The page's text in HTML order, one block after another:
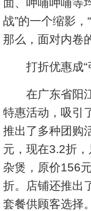
面、呷哺呷哺等
战”的一个缩影，
那么，面对内卷
打折优惠成“
在广东省阳江
特惠活动，吸引
推出了多种团购
元，现在3.2折
杂煲，原价156
折。店铺还推出
套餐供顾客选择